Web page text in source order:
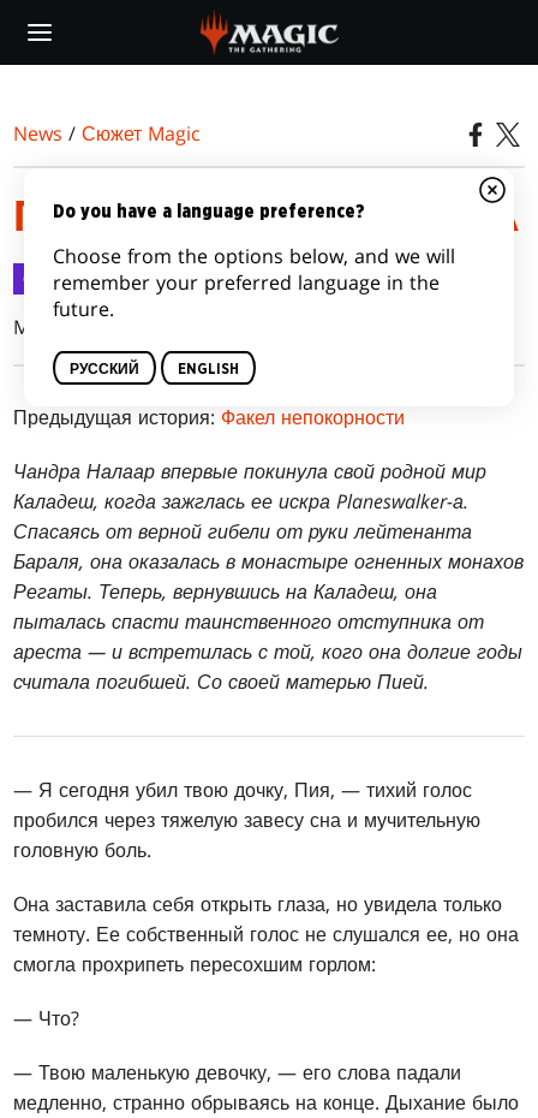
main
News /Сюжет Magic
ПЕРВАЯ ОТСТУПНИЦА
Сюжет Magic 14 сент. 2016 г.
Mel Li
Предыдущая история: Факел непокорности
Чандра Налаар впервые покинула свой родной мир
Каладеш, когда зажглась ее искра Planeswalker-а.
Спасаясь от верной гибели от руки лейтенанта
Бараля, она оказалась в монастыре огненных монахов
Регаты. Теперь, вернувшись на Каладеш, она
пыталась спасти таинственного отступника от
ареста — и встретилась с той, кого она долгие годы
считала погибшей. Со своей матерью Пией.
— Я сегодня убил твою дочку, Пия, — тихий голос
пробился через тяжелую завесу сна и мучительную
головную боль.
Она заставила себя открыть глаза, но увидела только
темноту. Ее собственный голос не слушался ее, но она
смогла прохрипеть пересохшим горлом:
— Что?
— Твою маленькую девочку, — его слова падали
медленно, странно обрываясь на конце. Дыхание было
Do you have a language preference?
Choose from the options below, and we will
remember your preferred language in the
future.
РУССКИЙ ENGLISH